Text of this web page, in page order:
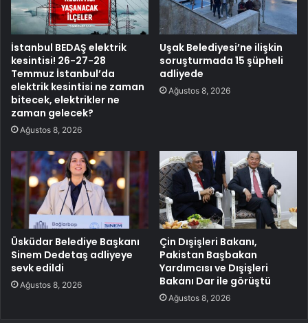
İstanbul BEDAŞ elektrik
kesintisi! 26-27-28
Temmuz İstanbul’da
elektrik kesintisi ne zaman
bitecek, elektrikler ne
zaman gelecek?
Ağustos 8, 2026
Uşak Belediyesi’ne ilişkin
soruşturmada 15 şüpheli
adliyede
Ağustos 8, 2026
Üsküdar Belediye Başkanı
Sinem Dedetaş adliyeye
sevk edildi
Ağustos 8, 2026
Çin Dışişleri Bakanı,
Pakistan Başbakan
Yardımcısı ve Dışişleri
Bakanı Dar ile görüştü
Ağustos 8, 2026